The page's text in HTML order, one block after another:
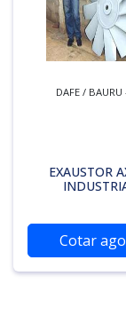
DAFE / BAURU
EXAUSTOR
Cotar